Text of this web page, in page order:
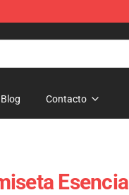
Blog Contacto
Esencial